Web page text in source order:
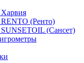
(Ренто)
(Сансет)